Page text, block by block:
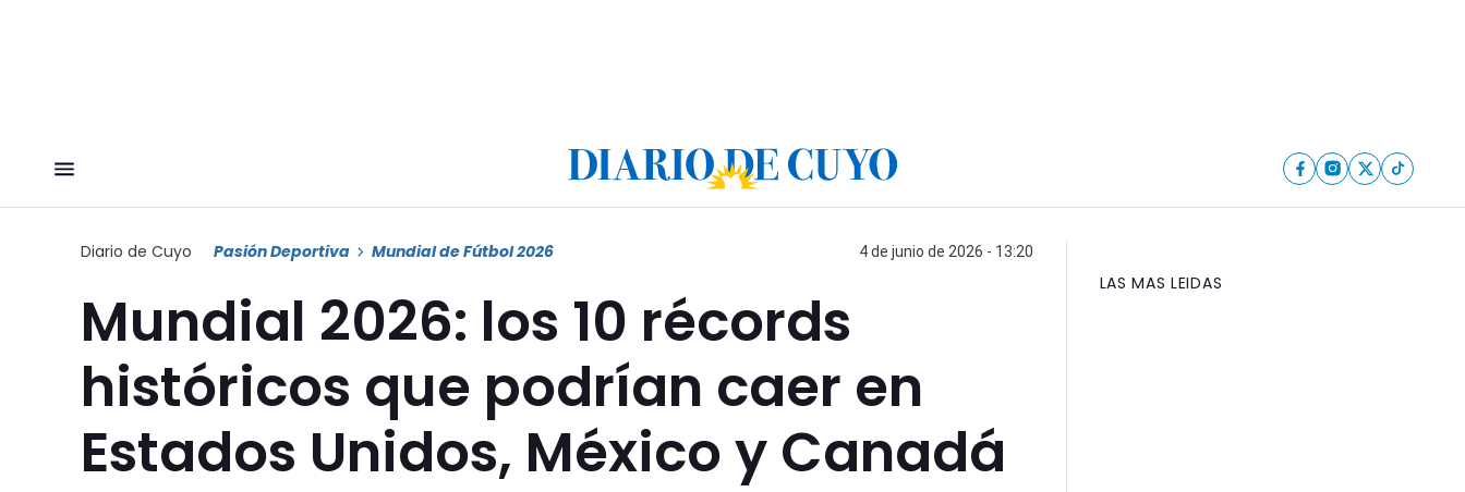
Diario de Cuyo Pasión Deportiva Mundial de Fútbol 2026 4 de junio de 2026 - 13:20
Mundial 2026: los 10 récords
históricos que podrían caer en
Estados Unidos, México y Canadá
LAS MAS LEIDAS